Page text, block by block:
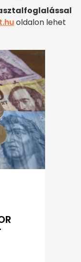
oldalon lehet